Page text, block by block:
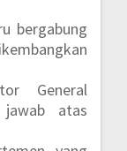
bergabung
General
atas